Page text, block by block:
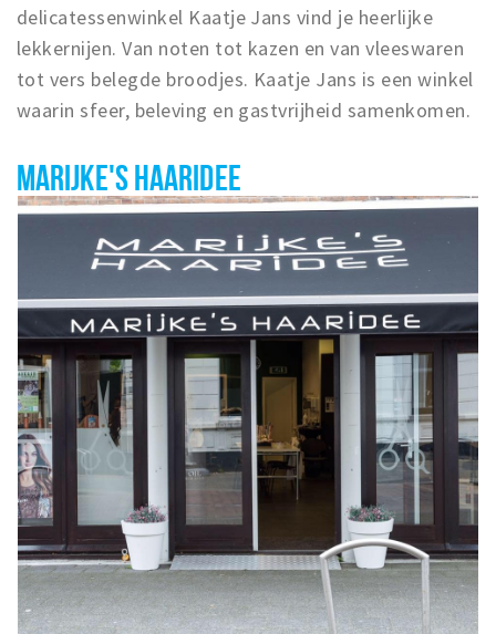
delicatessenwinkel Kaatje Jans vind je heerlijke
lekkernijen. Van noten tot kazen en van vleeswaren
tot vers belegde broodjes. Kaatje Jans is een winkel
waarin sfeer, beleving en gastvrijheid samenkomen.
MARIJKE'S HAARIDEE